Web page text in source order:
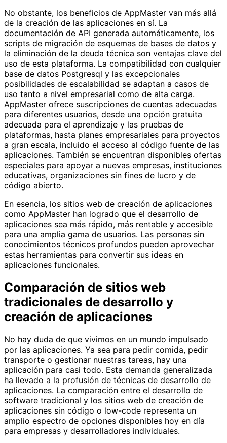
No obstante, los beneficios de AppMaster van más allá
de la creación de las aplicaciones en sí. La
documentación de API generada automáticamente, los
scripts de migración de esquemas de bases de datos y
la eliminación de la deuda técnica son ventajas clave del
uso de esta plataforma. La compatibilidad con cualquier
base de datos Postgresql y las excepcionales
posibilidades de escalabilidad se adaptan a casos de
uso tanto a nivel empresarial como de alta carga.
AppMaster ofrece suscripciones de cuentas adecuadas
para diferentes usuarios, desde una opción gratuita
adecuada para el aprendizaje y las pruebas de
plataformas, hasta planes empresariales para proyectos
a gran escala, incluido el acceso al código fuente de las
aplicaciones. También se encuentran disponibles ofertas
especiales para apoyar a nuevas empresas, instituciones
educativas, organizaciones sin fines de lucro y de
código abierto.
En esencia, los sitios web de creación de aplicaciones
como AppMaster han logrado que el desarrollo de
aplicaciones sea más rápido, más rentable y accesible
para una amplia gama de usuarios. Las personas sin
conocimientos técnicos profundos pueden aprovechar
estas herramientas para convertir sus ideas en
aplicaciones funcionales.
Comparación de sitios web
tradicionales de desarrollo y
creación de aplicaciones
No hay duda de que vivimos en un mundo impulsado
por las aplicaciones. Ya sea para pedir comida, pedir
transporte o gestionar nuestras tareas, hay una
aplicación para casi todo. Esta demanda generalizada
ha llevado a la profusión de técnicas de desarrollo de
aplicaciones. La comparación entre el desarrollo de
software tradicional y los sitios web de creación de
aplicaciones sin código o low-code representa un
amplio espectro de opciones disponibles hoy en día
para empresas y desarrolladores individuales.